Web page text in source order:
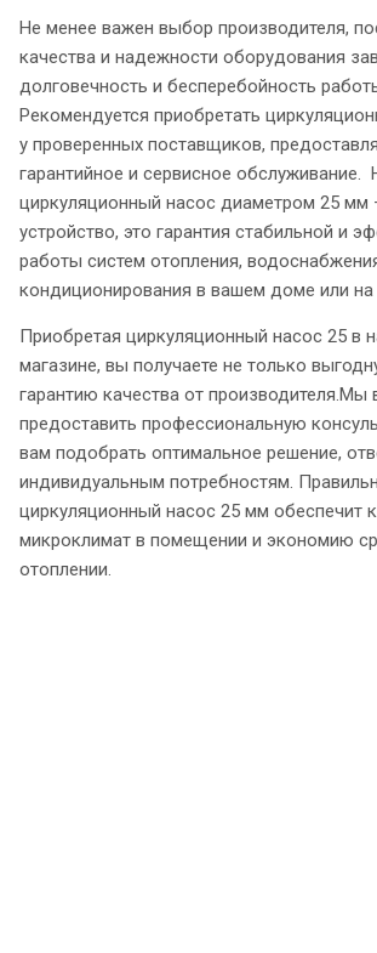
Не менее важен выбор производителя,
качества и надежности оборудования
долговечность и бесперебойность
Рекомендуется приобретать
у проверенных поставщиков,
гарантийное и сервисное обслуживание.
циркуляционный насос диаметром 25 мм
устройство, это гарантия стабильной и
работы систем отопления,
кондиционирования в вашем доме или на
Приобретая циркуляционный насос 25 в
магазине, вы получаете не только
гарантию качества от производителя.Мы
предоставить профессиональную
вам подобрать оптимальное решение,
индивидуальным потребностям.
циркуляционный насос 25 мм обеспечит
микроклимат в помещении и экономию
отоплении.